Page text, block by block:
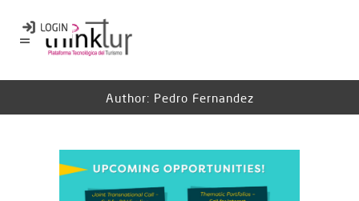
Author: Pedro Fernandez